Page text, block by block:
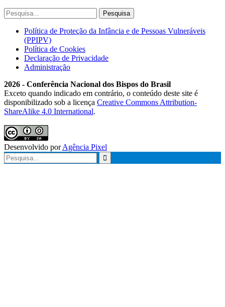
Política de Proteção da Infância e de Pessoas Vulneráveis
(PPIPV)
Política de Cookies
Declaração de Privacidade
Administração
2026 - Conferência Nacional dos Bispos do Brasil
Exceto quando indicado em contrário, o conteúdo deste site é
disponibilizado sob a licença Creative Commons Attribution-
ShareAlike 4.0 International.
Desenvolvido porAgência Pixel